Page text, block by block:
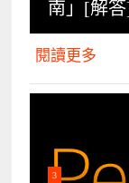
南」[解
閱讀更多
3